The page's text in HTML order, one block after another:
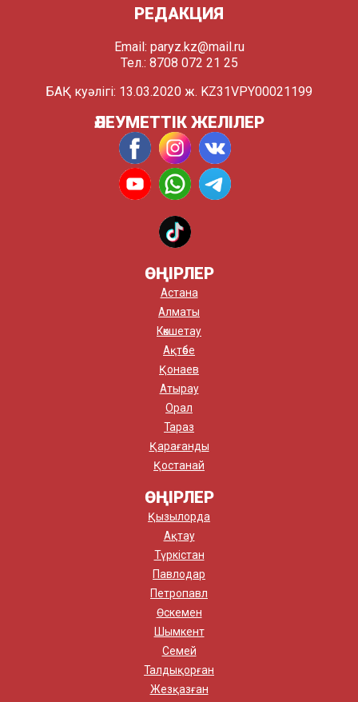
РЕДАКЦИЯ
Email: paryz.kz@mail.ru
Тел.: 8708 072 21 25
БАҚ куәлігі: 13.03.2020 ж. KZ31VPY00021199
ӘЛЕУМЕТТІК ЖЕЛІЛЕР
ӨҢІРЛЕР
Астана
Алматы
Көкшетау
Ақтөбе
Қонаев
Атырау
Орал
Тараз
Қарағанды
Қостанай
ӨҢІРЛЕР
Қызылорда
Ақтау
Түркістан
Павлодар
Петропавл
Өскемен
Шымкент
Семей
Талдықорған
Жезқазған